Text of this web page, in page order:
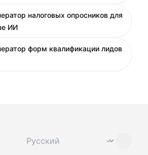
налоговых опросников для
ИИ
форм квалификации лидов
⌄